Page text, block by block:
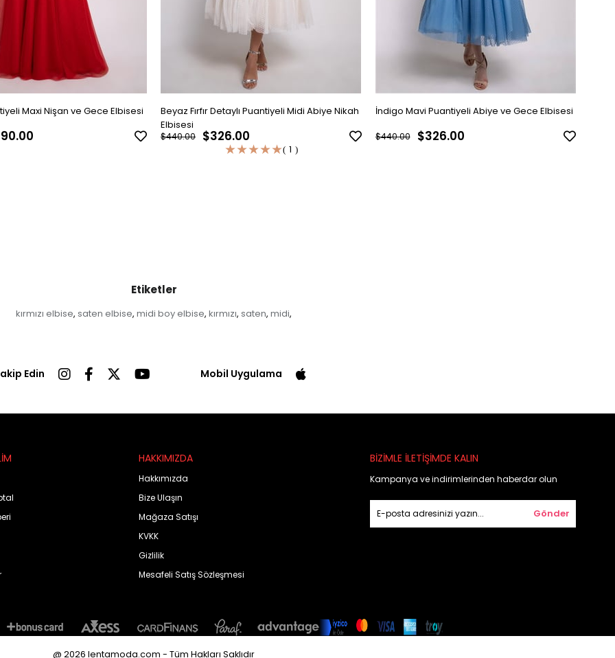
Maxi Nişan ve Gece Elbisesi
Beyaz Fırfır Detaylı Puantiyeli Midi Abiye Nikah
Elbisesi
$326.00
$440.00
★★★★★ 1
İndigo Mavi Puantiyeli Abiye ve Gece Elbisesi
$326.00
$440.00
Etiketler
kırmızı elbise, saten elbise, midi boy elbise, kırmızı, saten, midi,
Edin Mobil Uygulama
HAKKIMIZDA
Hakkımızda
Bize Ulaşın
Mağaza Satışı
KVKK
Gizlilik
Mesafeli Satış Sözleşmesi
BİZİMLE İLETİŞİMDE KALIN
Kampanya ve indirimlerinden haberdar olun
Gönder
@ 2026 lentamoda.com - Tüm Hakları Saklıdır